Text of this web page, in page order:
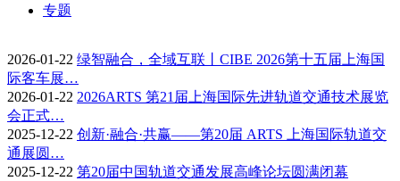
专题
2026-01-22 绿智融合，全域互联丨CIBE 2026第十五届上海国
际客车展…
2026-01-22 2026ARTS 第21届上海国际先进轨道交通技术展览
会正式…
2025-12-22 创新·融合·共赢——第20届 ARTS 上海国际轨道交
通展圆…
2025-12-22 第20届中国轨道交通发展高峰论坛圆满闭幕